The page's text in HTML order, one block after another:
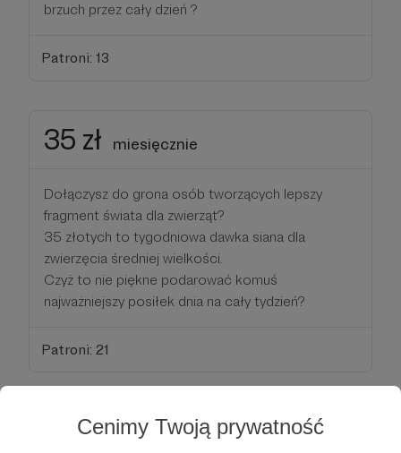
Cenimy Twoją prywatność
brzuch przez cały dzień ?
Patroni: 13
35 zł miesięcznie
Dołączysz do grona osób tworzących lepszy
fragment świata dla zwierząt?
35 złotych to tygodniowa dawka siana dla
zwierzęcia średniej wielkości.
Czyż to nie piękne podarować komuś
najważniejszy posiłek dnia na cały tydzień?
Patroni: 21
70 zł miesięcznie